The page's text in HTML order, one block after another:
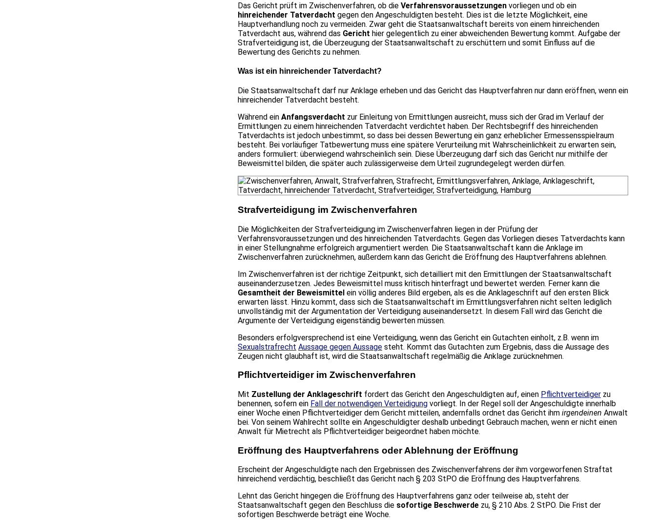
Das Gericht prüft im Zwischenverfahren, ob die Verfahrensvoraussetzungen vorliegen und ob ein
hinreichender Tatverdacht gegen den Angeschuldigten besteht. Dies ist die letzte Möglichkeit, eine
Hauptverhandlung noch zu vermeiden. Zwar geht die Staatsanwaltschaft bereits von einem hinreichenden
Tatverdacht aus, während das Gericht hier gelegentlich zu einer abweichenden Bewertung kommt. Aufgabe der
Strafverteidigung ist, die Überzeugung der Staatsanwaltschaft zu erschüttern und somit Einfluss auf die
Bewertung des Gerichts zu nehmen.
Was ist ein hinreichender Tatverdacht?
Die Staatsanwaltschaft darf nur Anklage erheben und das Gericht das Hauptverfahren nur dann eröffnen, wenn ein
hinreichender Tatverdacht besteht.
Während ein Anfangsverdacht zur Einleitung von Ermittlungen ausreicht, muss sich der Grad im Verlauf der
Ermittlungen zu einem hinreichenden Tatverdacht verdichtet haben. Der Rechtsbegriff des hinreichenden
Tatverdachts ist jedoch unbestimmt, so dass bei dessen Bewertung ein ganz erheblicher Ermessensspielraum
besteht. Bei vorläufiger Tatbewertung muss eine spätere Verurteilung mit Wahrscheinlichkeit zu erwarten sein,
anders formuliert: überwiegend wahrscheinlich sein. Diese Überzeugung darf sich das Gericht nur mithilfe der
Beweismittel bilden, die später auch zulässigerweise dem Urteil zugrundegelegt werden dürfen.
Strafverteidigung im Zwischenverfahren
Die Möglichkeiten der Strafverteidigung im Zwischenverfahren liegen in der Prüfung der
Verfahrensvoraussetzungen und des hinreichenden Tatverdachts. Gegen das Vorliegen dieses Tatverdachts kann
in einer Stellungnahme erfolgreich argumentiert werden. Die Staatsanwaltschaft kann die Anklage im
Zwischenverfahren zurücknehmen, außerdem kann das Gericht die Eröffnung des Hauptverfahrens ablehnen.
Im Zwischenverfahren ist der richtige Zeitpunkt, sich detailliert mit den Ermittlungen der Staatsanwaltschaft
auseinanderzusetzen. Jedes Beweismittel muss kritisch hinterfragt und bewertet werden. Ferner kann die
Gesamtheit der Beweismittel ein völlig anderes Bild ergeben, als es die Anklageschrift auf den ersten Blick
erwarten lässt. Hinzu kommt, dass sich die Staatsanwaltschaft im Ermittlungsverfahren nicht selten lediglich
unvollständig mit der Argumentation der Verteidigung auseinandersetzt. In diesem Fall wird das Gericht die
Argumente der Verteidigung eigenständig bewerten müssen.
Besonders erfolgversprechend ist eine Verteidigung, wenn das Gericht ein Gutachten einholt, z.B. wenn im
Sexualstrafrecht Aussage gegen Aussage steht. Kommt das Gutachten zum Ergebnis, dass die Aussage des
Zeugen nicht glaubhaft ist, wird die Staatsanwaltschaft regelmäßig die Anklage zurücknehmen.
Pflichtverteidiger im Zwischenverfahren
Mit Zustellung der Anklageschrift fordert das Gericht den Angeschuldigten auf, einen Pflichtverteidiger zu
benennen, sofern ein Fall der notwendigen Verteidigung vorliegt. In der Regel soll der Angeschuldigte innerhalb
einer Woche einen Pflichtverteidiger dem Gericht mitteilen, andernfalls ordnet das Gericht ihm irgendeinen Anwalt
bei. Von seinem Wahlrecht sollte ein Angeschuldigter deshalb unbedingt Gebrauch machen, wenn er nicht einen
Anwalt für Mietrecht als Pflichtverteidiger beigeordnet haben möchte.
Eröffnung des Hauptverfahrens oder Ablehnung der Eröffnung
Erscheint der Angeschuldigte nach den Ergebnissen des Zwischenverfahrens der ihm vorgeworfenen Straftat
hinreichend verdächtig, beschließt das Gericht nach § 203 StPO die Eröffnung des Hauptverfahrens.
Lehnt das Gericht hingegen die Eröffnung des Hauptverfahrens ganz oder teilweise ab, steht der
Staatsanwaltschaft gegen den Beschluss die sofortige Beschwerde zu, § 210 Abs. 2 StPO. Die Frist der
sofortigen Beschwerde beträgt eine Woche.